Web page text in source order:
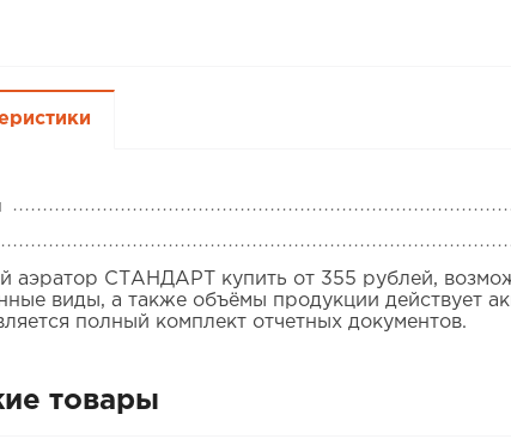
аэратор СТАНДАРТ купить от 355 рублей,
виды, а также объёмы продукции действует
полный комплект отчетных документов.
товары